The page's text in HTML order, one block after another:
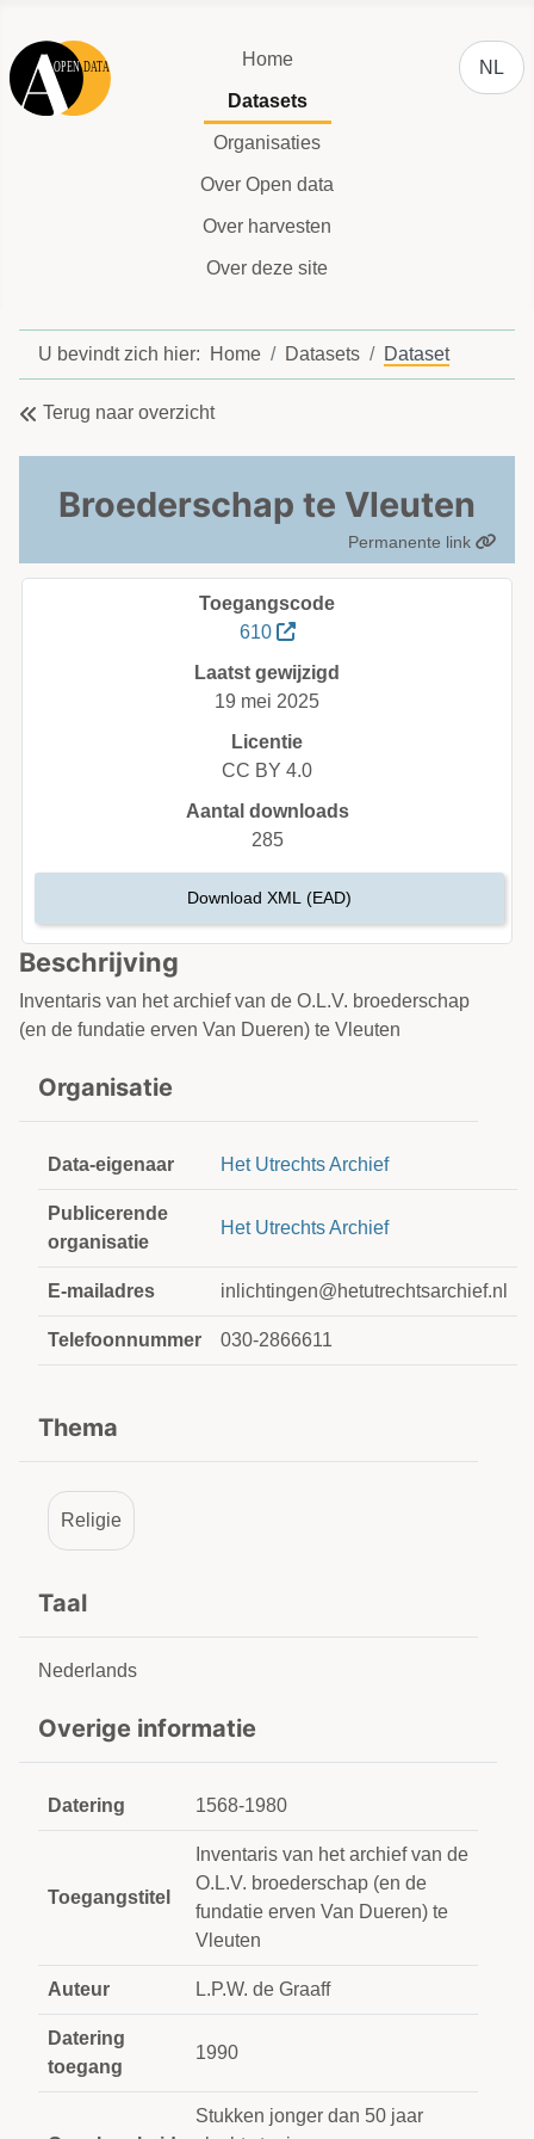
Home
Datasets
Organisaties
Over Open data
Over harvesten
Over deze site
NL
U bevindt zich hier: Home Datasets Dataset
Terug naar overzicht
Broederschap te Vleuten
Permanente link
Beschrijving
Inventaris van het archief van de O.L.V. broederschap
(en de fundatie erven Van Dueren) te Vleuten
Organisatie
Data-eigenaar Het Utrechts Archief
Publicerende
organisatie
Het Utrechts Archief
E-mailadres inlichtingen@hetutrechtsarchief.nl
Telefoonnummer 030-2866611
Thema
Religie
Taal
Nederlands
Overige informatie
Datering 1568-1980
Toegangstitel
Inventaris van het archief van de
O.L.V. broederschap (en de
fundatie erven Van Dueren) te
Vleuten
Auteur L.P.W. de Graaff
Datering
toegang
1990
Stukken jonger dan 50 jaar
Toegangscode
610
Laatst gewijzigd
19 mei 2025
Licentie
CC BY 4.0
Aantal downloads
285
Download XML (EAD)